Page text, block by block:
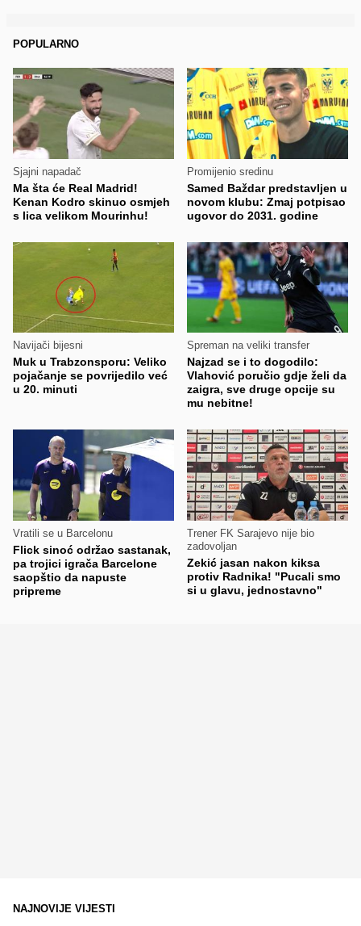
POPULARNO
Sjajni napadač
Ma šta će Real Madrid!
Kenan Kodro skinuo osmjeh
s lica velikom Mourinhu!
Promijenio sredinu
Samed Baždar predstavljen u
novom klubu: Zmaj potpisao
ugovor do 2031. godine
Navijači bijesni
Muk u Trabzonsporu: Veliko
pojačanje se povrijedilo već
u 20. minuti
Spreman na veliki transfer
Najzad se i to dogodilo:
Vlahović poručio gdje želi da
zaigra, sve druge opcije su
mu nebitne!
Vratili se u Barcelonu
Flick sinoć održao sastanak,
pa trojici igrača Barcelone
saopštio da napuste
pripreme
Trener FK Sarajevo nije bio
zadovoljan
Zekić jasan nakon kiksa
protiv Radnika! "Pucali smo
si u glavu, jednostavno"
NAJNOVIJE VIJESTI